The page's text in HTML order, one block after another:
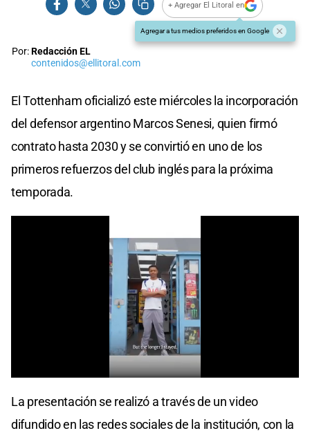
+ Agregar El Litoral en
Agregar a tus medios preferidos en Google
Por:Redacción EL
contenidos@ellitoral.com
El Tottenham oficializó este miércoles la incorporación
del defensor argentino Marcos Senesi, quien firmó
contrato hasta 2030 y se convirtió en uno de los
primeros refuerzos del club inglés para la próxima
temporada.
La presentación se realizó a través de un video
difundido en las redes sociales de la institución, con la